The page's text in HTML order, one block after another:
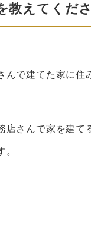
教えてくだ
で建てた家に
さんで家を建